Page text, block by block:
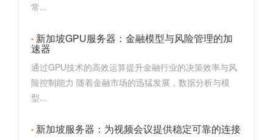
常...
新加坡GPU服务器：金融模型与风险管理的加
速器
通过GPU技术的高效运算提升金融行业的决策效率与风
险控制能力 随着金融市场的迅猛发展，数据分析与模
型...
新加坡服务器：为视频会议提供稳定可靠的连接